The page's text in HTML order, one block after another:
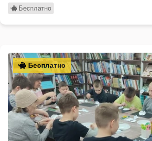
Бесплатно
Бесплатно